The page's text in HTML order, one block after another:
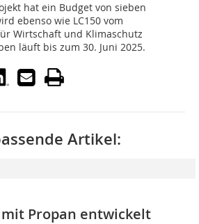
hat ein Budget von sieben
ebenso wie LC150 vom
Wirtschaft und Klimaschutz
läuft bis zum 30. Juni 2025.
Artikel:
Propan entwickelt